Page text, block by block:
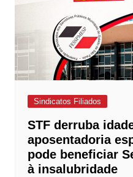
Sindicatos Filiados
STF derruba
aposentadoria
pode beneficiar
à insalubridade